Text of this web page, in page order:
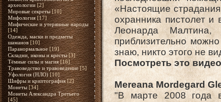
археологии [2]
Мировые секреты [10]
Мифология [17]
Мифические и утерянные народы
[14]
Одежда, маски и предметы
шаманов [10]
Паранормальное [19]
Складни, иконы и кресты [3]
Тёмные силы и магия [16]
Травоведство и травоведение [5]
Уфология (НЛО) [10]
Шифры и криптография [2]
Монеты [34]
Монеты Александра Третьего
[45]
«Настоящие
охранника пистолет и
Леонарда
приблизительно
знаю, никто этого не
Посмотреть это
Mereana Mordegard
"В марте 2008 года